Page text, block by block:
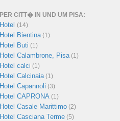
PER CITT� IN UND UM PISA:
Hotel (14)
Hotel Bientina(1)
Hotel Buti (1)
Hotel Calambrone, Pisa(1)
Hotel calci (1)
Hotel Calcinaia(1)
Hotel Capannoli (3)
Hotel CAPRONA (1)
Hotel Casale Marittimo (2)
Hotel Casciana Terme (5)